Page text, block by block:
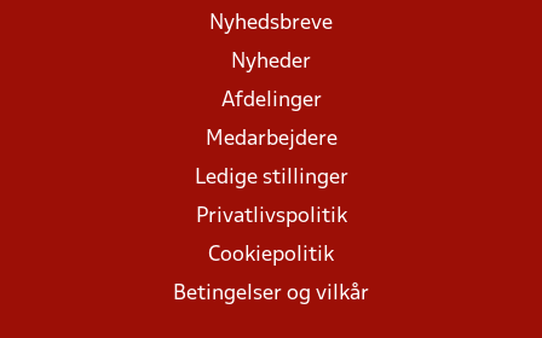
Nyhedsbreve
Nyheder
Afdelinger
Medarbejdere
Ledige stillinger
Privatlivspolitik
Cookiepolitik
Betingelser og vilkår